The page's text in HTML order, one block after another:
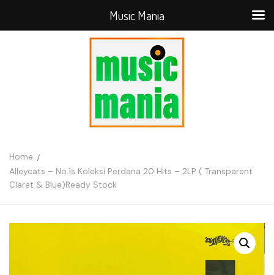
Home
Alleycats – No.1s Koleksi Perdana 20 Hits – 2LP ( Transparent
Claret & Blue)Ready Stock
Music Mania